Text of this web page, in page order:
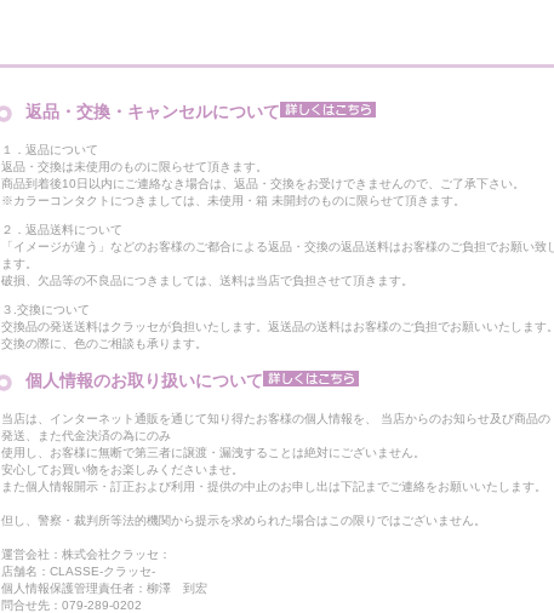
返品・交換・キャンセルについて
１．返品について
返品・交換は未使用のものに限らせて頂きます。
商品到着後10日以内にご連絡なき場合は、返品・交換をお受けできませんので、ご了承下さい。
※カラーコンタクトにつきましては、未使用・箱 未開封のものに限らせて頂きます。
２．返品送料について
「イメージが違う」などのお客様のご都合による返品・交換の返品送料はお客様のご負担でお願い致し
ます。
破損、欠品等の不良品につきましては、送料は当店で負担させて頂きます。
３.交換について
交換品の発送送料はクラッセが負担いたします。返送品の送料はお客様のご負担でお願いいたします。
交換の際に、色のご相談も承ります。
個人情報のお取り扱いについて
当店は、インターネット通販を通じて知り得たお客様の個人情報を、 当店からのお知らせ及び商品の
発送、また代金決済の為にのみ
使用し、お客様に無断で第三者に譲渡・漏洩することは絶対にございません。
安心してお買い物をお楽しみくださいませ。
また個人情報開示・訂正および利用・提供の中止のお申し出は下記までご連絡をお願いいたします。
但し、警察・裁判所等法的機関から提示を求められた場合はこの限りではございません。
運営会社：株式会社クラッセ：
店舗名：CLASSE-クラッセ-
個人情報保護管理責任者：柳澤 到宏
問合せ先：079-289-0202